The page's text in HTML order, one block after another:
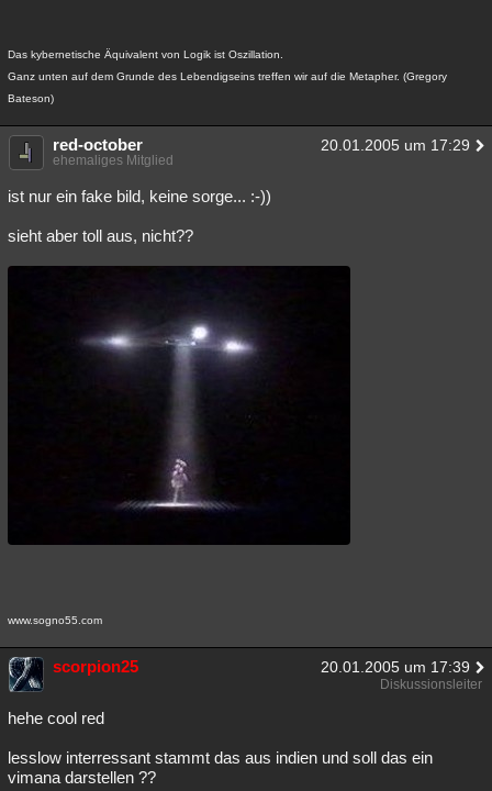
Das kybernetische Äquivalent von Logik ist Oszillation.
Ganz unten auf dem Grunde des Lebendigseins treffen wir auf die Metapher. (Gregory
Bateson)
red-october 20.01.2005 um 17:29
ehemaliges Mitglied
ist nur ein fake bild, keine sorge... :-))
sieht aber toll aus, nicht??
www.sogno55.com
scorpion25 20.01.2005 um 17:39
Diskussionsleiter
hehe cool red
lesslow interressant stammt das aus indien und soll das ein
vimana darstellen ??